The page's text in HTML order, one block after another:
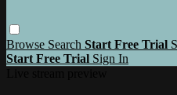
Browse Search Start Free Trial
Start Free Trial Sign In